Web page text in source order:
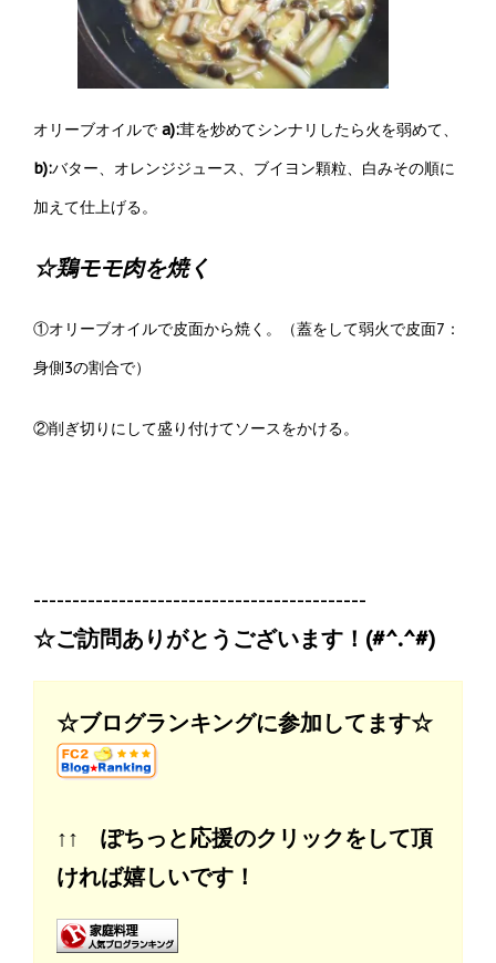
オリーブオイルで a):茸を炒めてシンナリしたら火を弱めて、
b):バター、オレンジジュース、ブイヨン顆粒、白みその順に
加えて仕上げる。
☆鶏モモ肉を焼く
①オリーブオイルで皮面から焼く。（蓋をして弱火で皮面7：
身側3の割合で）
②削ぎ切りにして盛り付けてソースをかける。
-------------------------------------------
☆ご訪問ありがとうございます！(#^.^#)
☆ブログランキングに参加してます☆
↑↑ ぽちっと応援のクリックをして頂
ければ嬉しいです！